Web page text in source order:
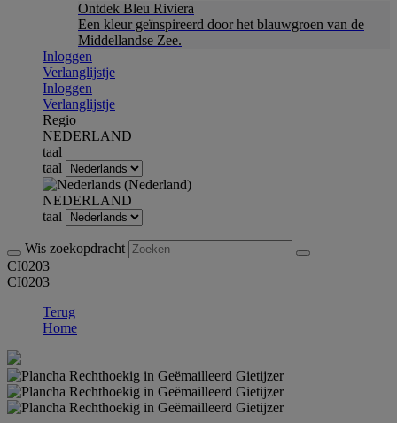
Ontdek Bleu Riviera
Een kleur geïnspireerd door het blauwgroen van de
Middellandse Zee.
Inloggen
Verlanglijstje
Inloggen
Verlanglijstje
Regio
NEDERLAND
taal
taal
NEDERLAND
taal
Wis zoekopdracht
CI0203
CI0203
Terug
Home